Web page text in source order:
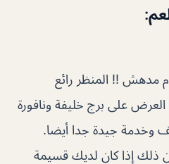
مدهش !! المنظر رائع
على برج خليفة ونافورة
وخدمة جيدة جدا أيضا.
ذلك إذا كان لديك قسيمة